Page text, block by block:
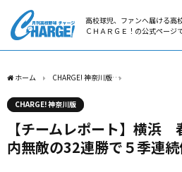
高校球児、ファンへ届ける高
ＣＨＡＲＧＥ！の公式ページで
ホーム CHARGE! 神奈川版
CHARGE! 神奈川版
【チームレポート】横浜
内無敵の32連勝で５季連続